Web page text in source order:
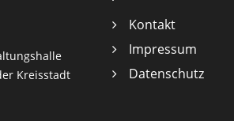
Kreisstadt
Kontakt
Impressum
Datenschutz